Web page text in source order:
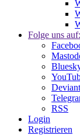
Folge uns auf:
RSS
Login
Registrieren